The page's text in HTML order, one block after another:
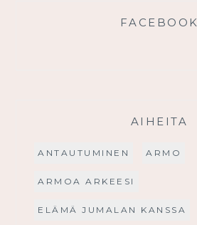
FACEBOOK
AIHEITA
ANTAUTUMINEN ARMO
ARMOA ARKEESI
ELÄMÄ JUMALAN KANSSA